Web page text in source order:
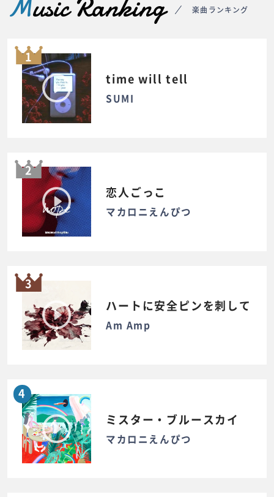
楽曲ランキング
1
time will tell
SUMI
2
恋人ごっこ
マカロニえんぴつ
3
ハートに安全ピンを刺して
Am Amp
4
ミスター・ブルースカイ
マカロニえんぴつ